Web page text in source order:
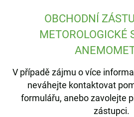
OBCHODNÍ
METOROLOGICKÉ
V případě zájmu o více
neváhejte kontaktovat
formulářu, anebo zavolejte
zástupci.